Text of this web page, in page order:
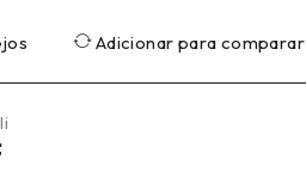
Adicionar para comparar